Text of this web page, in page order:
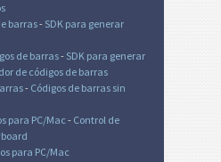
barras- SDK para generar
de barras- SDK para generar
de códigos de barras
- Códigos de barras sin
para PC/Mac - Control de
para PC/Mac